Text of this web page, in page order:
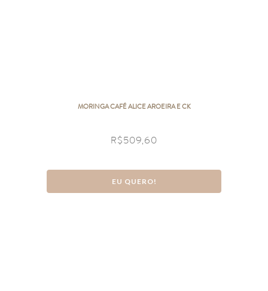
MORINGA CAFÉ ALICE AROEIRA E CK
R$509,60
EU QUERO!